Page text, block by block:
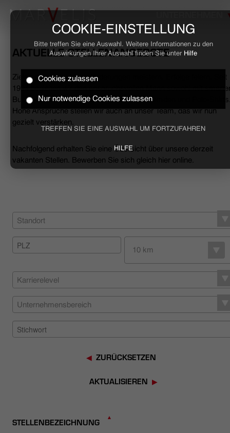
COOKIE-EINSTELLUNG
Bitte treffen Sie eine Auswahl. Weitere Informationen zu den
Auswirkungen Ihrer Auswahl finden Sie unter Hilfe
Cookies zulassen
Nur notwendige Cookies zulassen
TREFFEN SIE EINE AUSWAHL UM FORTZUFAHREN
HILFE
HOME
BUSINESS
UNTERNEHMEN
NACHHALTIGKEIT
HÄNDLERSUCHE
AKTUELLE STELLENANGEBOTE
Ziele erreichen, Herausforderungen meistern, Erfolge feiern. Seit
1994 begleiten wir den anspruchsvollen Mann sowohl mit
Business- als auch mit lässigen Casual-Hemden und Polo-
Hohe Ansprüche stellen wir auch an unser Team, das wir nun
gezielt verstärken.
Nachfolgend erhalten Sie eine Übersicht über unsere derzeit
vakanten Stellen. Bewerben Sie sich gleich hier online.
Standort
10 km
Karrierelevel
Unternehmensbereich
ZURÜCKSETZEN
AKTUALISIEREN
STELLENBEZEICHNUNG